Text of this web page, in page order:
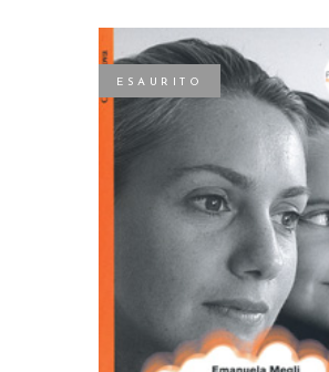
ESAURITO
LEGGI TUTTO